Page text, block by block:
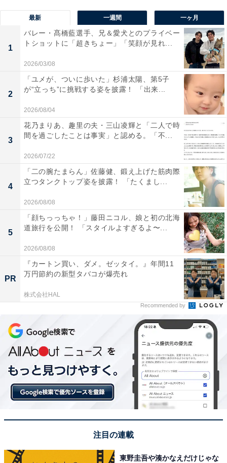
最新 一週間 一ヶ月
1
バレー・髙橋藍選手、兄＆愛犬とのプライベー
トショットに「超きちょー」「笑顔が見れ...
2026/03/08
2
「ユメが、ついに歩いた」杉浦太陽、第5子
が“立っち”に挑戦する姿を披露！ 「出来...
2026/08/04
3
花乃まりあ、趣里の夫・三山凌輝と「二人で時
間を過ごしたことは事実」と認める。「不...
2026/07/22
4
「二の腕たまらん」佐藤健、鍛え上げた筋肉際
立つタンクトップ姿を披露！ 「たくまし...
2026/08/08
5
「顔ちっっちゃ！」藤田ニコル、娘と初の北海
道旅行を公開！ 「スタイルよすぎるよ〜...
2026/08/08
PR
『カートン買い、ダメ。ゼッタイ。』年間11
万円節約の新型タバコが爆売れ
株式会社HAL
Recommended by
注目の連載
東野圭吾や湊かなえだけじゃな